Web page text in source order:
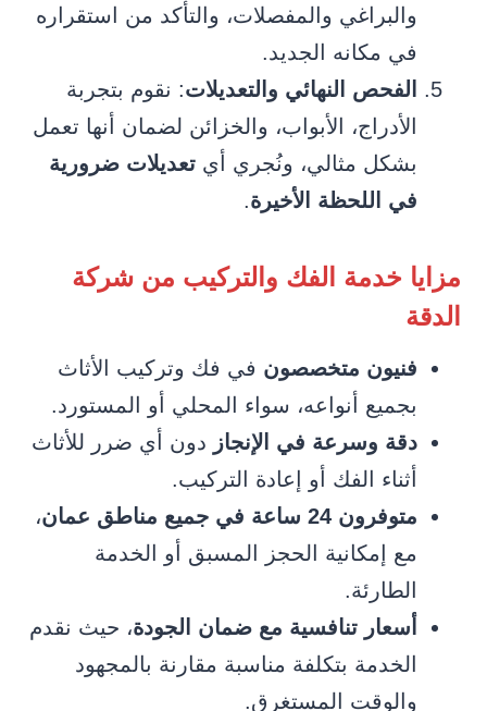
والبراغي والمفصلات، والتأكد من استقراره
في مكانه الجديد.
الفحص النهائي والتعديلات: نقوم بتجربة
الأدراج، الأبواب، والخزائن لضمان أنها تعمل
بشكل مثالي، ونُجري أي تعديلات ضرورية
في اللحظة الأخيرة.
مزايا خدمة الفك والتركيب من شركة
الدقة
فنيون متخصصون في فك وتركيب الأثاث
بجميع أنواعه، سواء المحلي أو المستورد.
دقة وسرعة في الإنجاز دون أي ضرر للأثاث
أثناء الفك أو إعادة التركيب.
متوفرون 24 ساعة في جميع مناطق عمان
،
مع إمكانية الحجز المسبق أو الخدمة
الطارئة.
أسعار تنافسية مع ضمان الجودة، حيث نقدم
الخدمة بتكلفة مناسبة مقارنة بالمجهود
والوقت المستغرق.